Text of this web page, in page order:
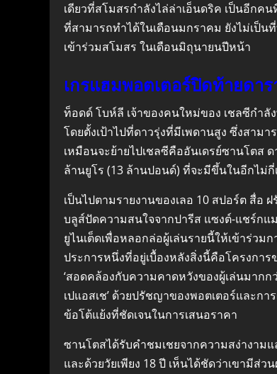
เดียวที่สโมสรกำลังไล่ล่าเอ็นดริค เป็นอีก
ที่สามารถทำได้ในเดือนมกราคม ยังไม่เป็
เข้าร่วมสโมสร ในเดือนมิถุนายนปีหน้า
เกรแฮมพอตเตอร์ปิดท้ายดา
ท็อดด์ โบห์ลี เจ้าของคนใหม่ของ เชลซีกำ
โดยตั้งเป้าไปที่ดาวรุ่งที่มีเพดานสูง ซึ่งสาม
เหมือนจะย้ายไปเชลซีคืออันเดรย์ซานโตส
ล้านยูโร (13 ล้านปอนด์) ที่จะมีขึ้นในอีกไม่
เป็นไปตามรายงานของเลอ 10 สปอร์ต สื่อ ฝ
บลูส์ปัดความสนใจจากปารีส แซงต์-แชร์กแ
ยูไนเต็ดเพื่อหลอกล่อผู้เล่นรายนี้ให้เข้าร่วม
ประการหนึ่งที่อยู่เบื้องหลังสิ่งนี้คือโครงการ
‘สอดคล้องกับความคาดหวังของผู้เล่นมาก
เปแอสเช’ ด้วยปรัชญาของพอตเตอร์และกา
ข้อโต้แย้งที่ชัดเจนในการเสนอราคา
ซานโตสได้รับคำชมเชยจากความสง่างาม
และด้วยวัยเพียง 18 ปี เห็นได้ชัดว่าเขามีส่